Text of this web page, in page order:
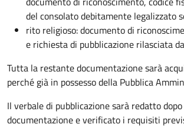
del consolato debitamente legalizzato
rito religioso: documento di
e richiesta di pubblicazione rilasciata
Tutta la restante documentazione sarà
perché già in possesso della Pubblica
Il verbale di pubblicazione sarà redatto
documentazione e verificato i requisiti